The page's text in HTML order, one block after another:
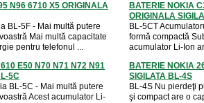
N96 6710 X5 ORIGINALA
BL-5F - Mai multă putere
Mai multă capacitate
pentru telefonul ...
BATERIE NOKIA
ORIGINALA
BL-5CT
formă compactă
acumulator Li-Ion
E50 N70 N71 N72 N91
5C
BL-5C - Mai multă putere
Acest acumulator Li-
BATERIE NOKIA
SIGILATA BL-4S
BL-4S Nu pierdeţi
şi compact are o